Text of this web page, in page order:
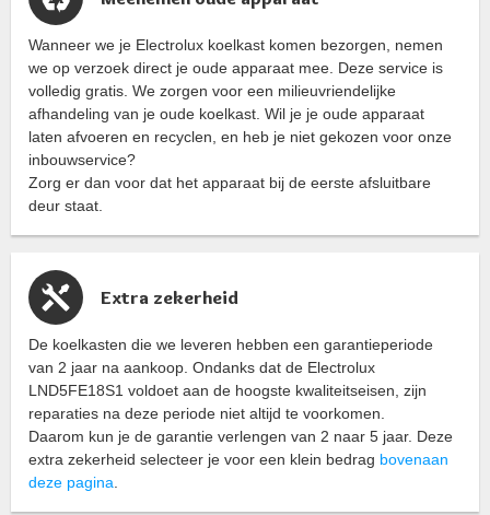
Wanneer we je Electrolux koelkast komen bezorgen, nemen
we op verzoek direct je oude apparaat mee. Deze service is
volledig gratis. We zorgen voor een milieuvriendelijke
afhandeling van je oude koelkast. Wil je je oude apparaat
laten afvoeren en recyclen, en heb je niet gekozen voor onze
inbouwservice?
Zorg er dan voor dat het apparaat bij de eerste afsluitbare
deur staat.
Extra zekerheid
De koelkasten die we leveren hebben een garantieperiode
van 2 jaar na aankoop. Ondanks dat de Electrolux
LND5FE18S1 voldoet aan de hoogste kwaliteitseisen, zijn
reparaties na deze periode niet altijd te voorkomen.
Daarom kun je de garantie verlengen van 2 naar 5 jaar. Deze
extra zekerheid selecteer je voor een klein bedrag bovenaan
deze pagina